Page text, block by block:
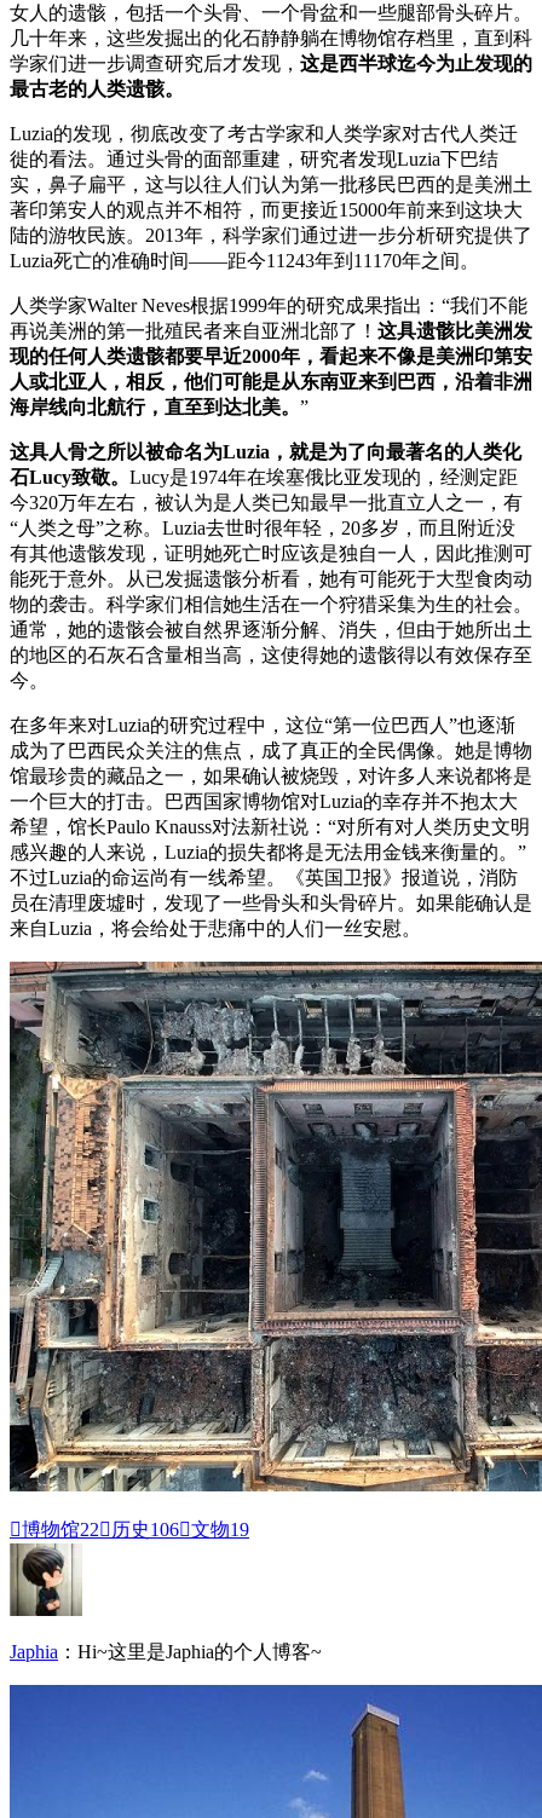
女人的遗骸，包括一个头骨、一个骨盆和一些腿部骨头碎片。
几十年来，这些发掘出的化石静静躺在博物馆存档里，直到科
学家们进一步调查研究后才发现， 这是西半球迄今为止发现的
最古老的人类遗骸。
Luzia的发现，彻底改变了考古学家和人类学家对古代人类迁
徙的看法。通过头骨的面部重建，研究者发现Luzia下巴结
实，鼻子扁平，这与以往人们认为第一批移民巴西的是美洲土
著印第安人的观点并不相符，而更接近15000年前来到这块大
陆的游牧民族。2013年，科学家们通过进一步分析研究提供了
Luzia死亡的准确时间——距今11243年到11170年之间。
人类学家Walter Neves根据1999年的研究成果指出：“我们不能
再说美洲的第一批殖民者来自亚洲北部了！ 这具遗骸比美洲发
现的任何人类遗骸都要早近2000年，看起来不像是美洲印第安
人或北亚人，相反，他们可能是从东南亚来到巴西，沿着非洲
海岸线向北航行，直至到达北美。 ”
这具人骨之所以被命名为Luzia，就是为了向最著名的人类化
石Lucy致敬。 Lucy是1974年在埃塞俄比亚发现的，经测定距
今320万年左右，被认为是人类已知最早一批直立人之一，有
“人类之母”之称。Luzia去世时很年轻，20多岁，而且附近没
有其他遗骸发现，证明她死亡时应该是独自一人，因此推测可
能死于意外。从已发掘遗骸分析看，她有可能死于大型食肉动
物的袭击。科学家们相信她生活在一个狩猎采集为生的社会。
通常，她的遗骸会被自然界逐渐分解、消失，但由于她所出土
的地区的石灰石含量相当高，这使得她的遗骸得以有效保存至
今。
在多年来对Luzia的研究过程中，这位“第一位巴西人”也逐渐
成为了巴西民众关注的焦点，成了真正的全民偶像。她是博物
馆最珍贵的藏品之一，如果确认被烧毁，对许多人来说都将是
一个巨大的打击。巴西国家博物馆对Luzia的幸存并不抱太大
希望，馆长Paulo Knauss对法新社说：“对所有对人类历史文明
感兴趣的人来说，Luzia的损失都将是无法用金钱来衡量的。”
不过Luzia的命运尚有一线希望。《英国卫报》报道说，消防
员在清理废墟时，发现了一些骨头和头骨碎片。如果能确认是
来自Luzia，将会给处于悲痛中的人们一丝安慰。
博物馆22 历史106文物19
Japhia ：Hi~这里是Japhia的个人博客~